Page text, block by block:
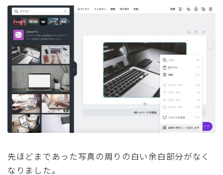
先ほどまであった写真の周りの白い余白部分がなく
なりました。